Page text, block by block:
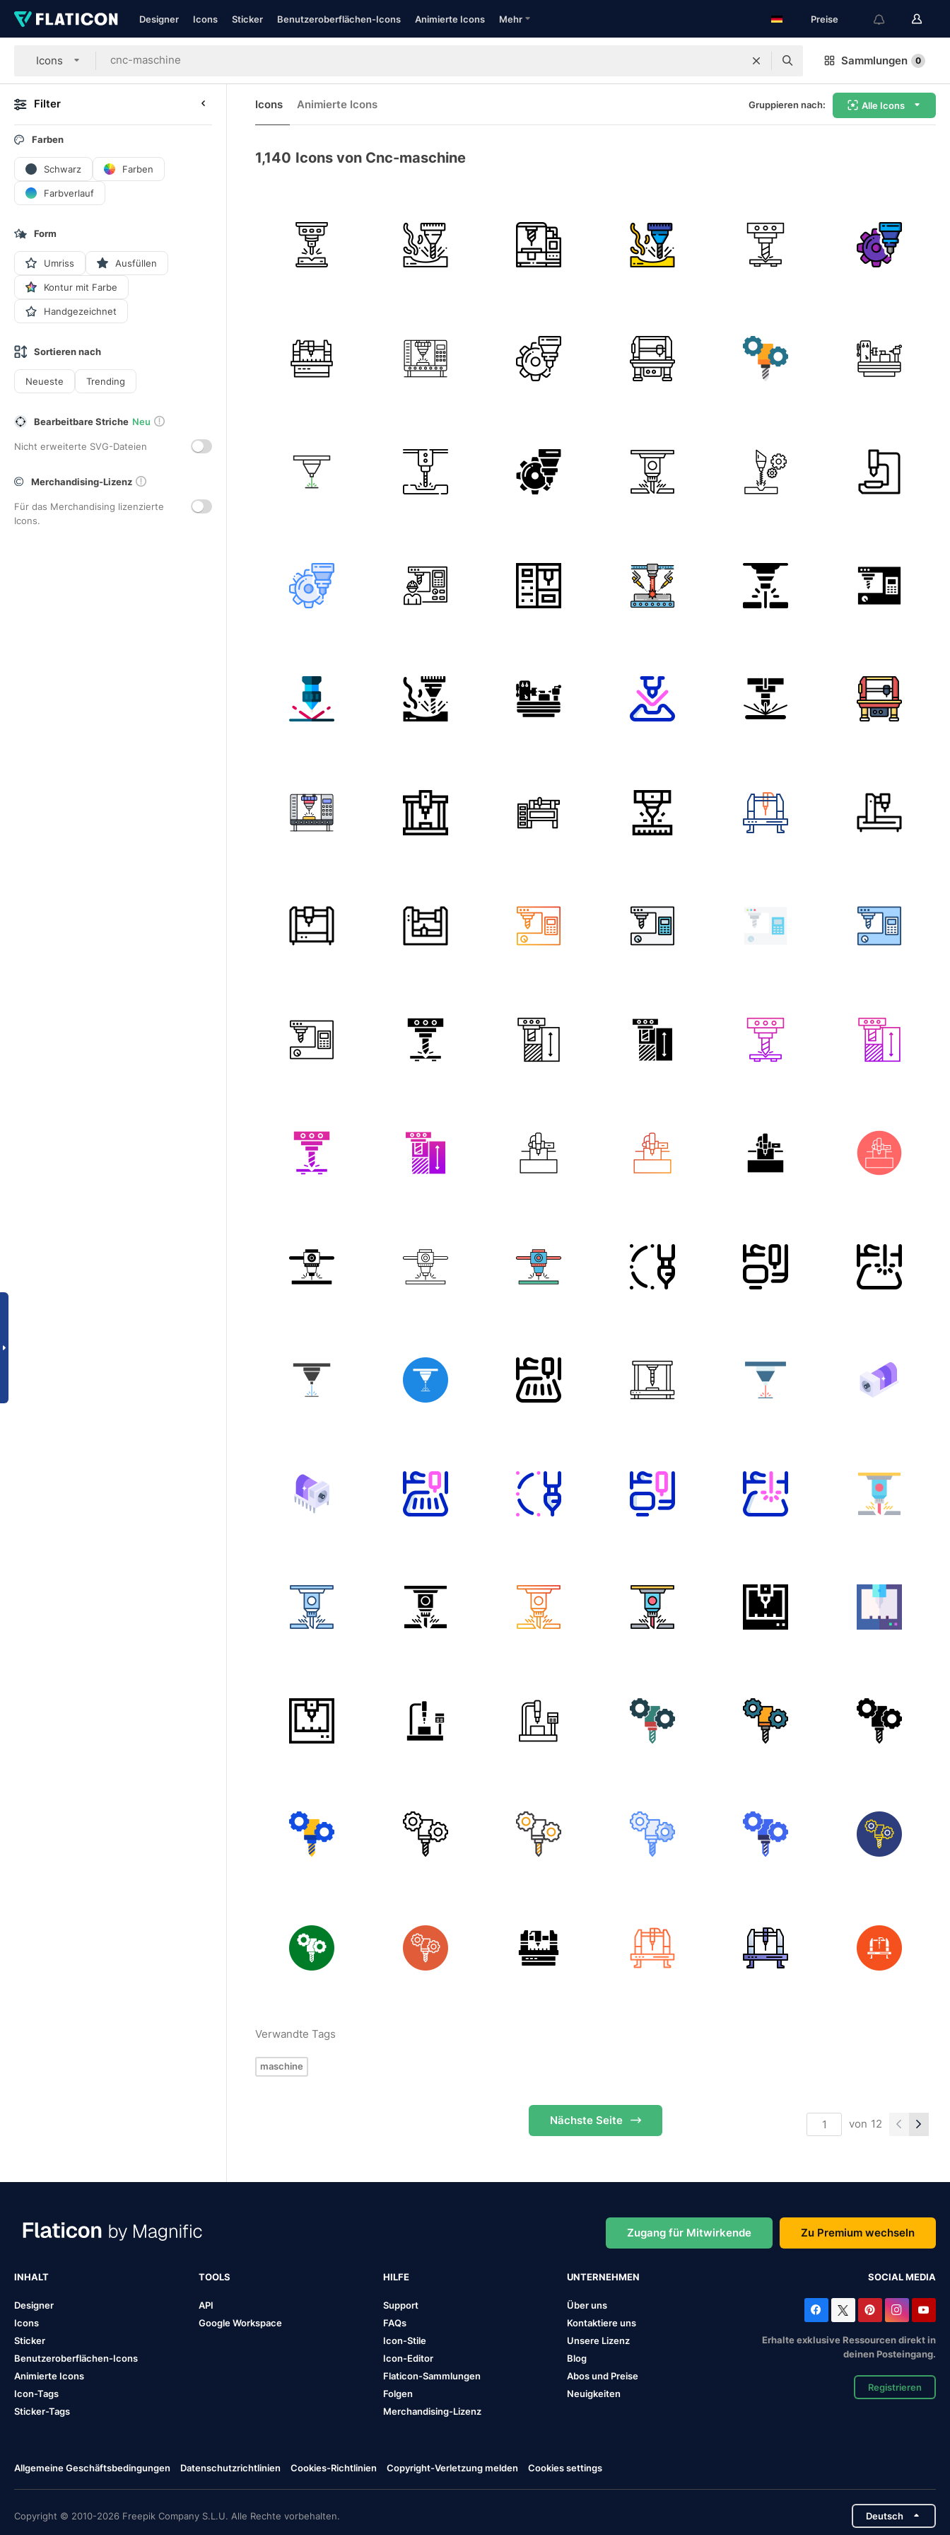
Designer Icons Sticker Benutzeroberflächen-Icons Animierte Icons Mehr Preise
Icons Sammlungen 0
Filter
Farben
Schwarz Farben
Farbverlauf
Form
Umriss Ausfüllen
Kontur mit Farbe
Handgezeichnet
Sortieren nach
Neueste Trending
Bearbeitbare Striche Neu
Nicht erweiterte SVG-Dateien
Merchandising-Lizenz
Für das Merchandising lizenzierte
Icons.
Icons Animierte Icons Gruppieren nach: Alle Icons
1,140 Icons von Cnc-maschine
Verwandte Tags
maschine
Nächste Seite von 12
Zugang für Mitwirkende Zu Premium wechseln
INHALT
Designer
Icons
Sticker
Benutzeroberflächen-Icons
Animierte Icons
Icon-Tags
Sticker-Tags
TOOLS
API
Google Workspace
HILFE
Support
FAQs
Icon-Stile
Icon-Editor
Flaticon-Sammlungen
Folgen
Merchandising-Lizenz
UNTERNEHMEN
Über uns
Kontaktiere uns
Unsere Lizenz
Blog
Abos und Preise
Neuigkeiten
SOCIAL MEDIA
Erhalte exklusive Ressourcen direkt in
deinen Posteingang.
Registrieren
Allgemeine Geschäftsbedingungen Datenschutzrichtlinien Cookies-Richtlinien Copyright-Verletzung melden Cookies settings
Copyright © 2010-2026 Freepik Company S.L.U. Alle Rechte vorbehalten. Deutsch